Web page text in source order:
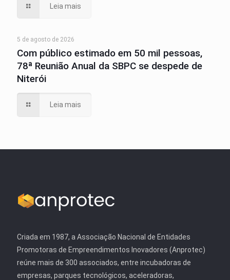
Leia mais
5 de agosto de 2026
Com público estimado em 50 mil pessoas,
78ª Reunião Anual da SBPC se despede de
Niterói
Leia mais
Criada em 1987, a Associação Nacional de Entidades
Promotoras de Empreendimentos Inovadores (Anprotec)
reúne mais de 300 associados, entre incubadoras de
empresas, parques tecnológicos, aceleradoras,